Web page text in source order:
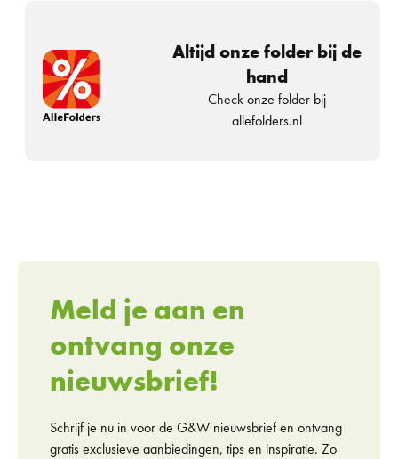
Altijd onze folder bij de
hand
Check onze folder bij
allefolders.nl
Meld je aan en
ontvang onze
nieuwsbrief!
Schrijf je nu in voor de G&W nieuwsbrief en ontvang
gratis exclusieve aanbiedingen, tips en inspiratie. Zo